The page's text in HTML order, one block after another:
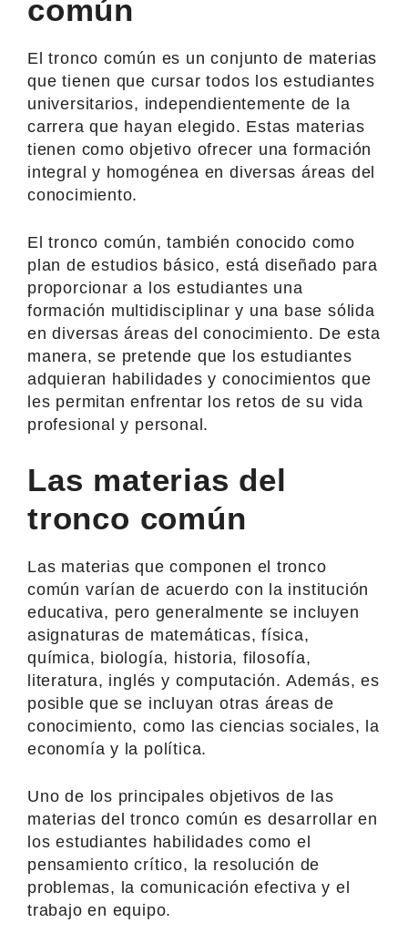
común
El tronco común es un conjunto de materias
que tienen que cursar todos los estudiantes
universitarios, independientemente de la
carrera que hayan elegido. Estas materias
tienen como objetivo ofrecer una formación
integral y homogénea en diversas áreas del
conocimiento.
El tronco común, también conocido como
plan de estudios básico, está diseñado para
proporcionar a los estudiantes una
formación multidisciplinar y una base sólida
en diversas áreas del conocimiento. De esta
manera, se pretende que los estudiantes
adquieran habilidades y conocimientos que
les permitan enfrentar los retos de su vida
profesional y personal.
Las materias del
tronco común
Las materias que componen el tronco
común varían de acuerdo con la institución
educativa, pero generalmente se incluyen
asignaturas de matemáticas, física,
química, biología, historia, filosofía,
literatura, inglés y computación. Además, es
posible que se incluyan otras áreas de
conocimiento, como las ciencias sociales, la
economía y la política.
Uno de los principales objetivos de las
materias del tronco común es desarrollar en
los estudiantes habilidades como el
pensamiento crítico, la resolución de
problemas, la comunicación efectiva y el
trabajo en equipo.